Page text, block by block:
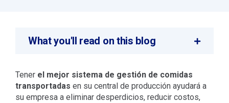
Tener el mejor sistema de gestión de comidas
transportadas en su central de producción ayudará a
su empresa a eliminar desperdicios, reducir costos,
What you'll read on this blog